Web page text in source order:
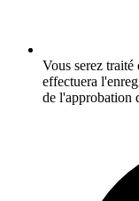
Vous serez
effectuera
de l'approbation